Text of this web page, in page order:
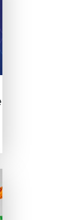
частью